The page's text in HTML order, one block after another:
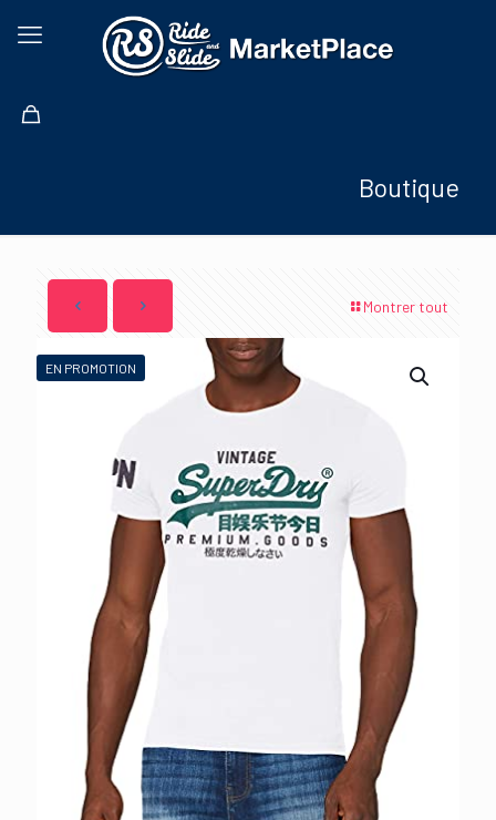
Boutique
Montrer tout
EN PROMOTION